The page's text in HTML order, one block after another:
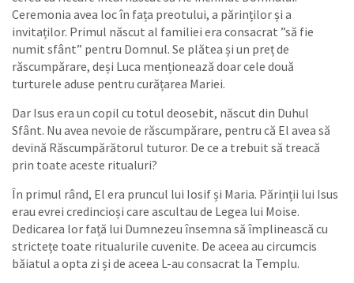
Ceremonia avea loc în fața preotului, a părinților și a
invitaților. Primul născut al familiei era consacrat ”să fie
numit sfânt” pentru Domnul. Se plătea și un preț de
răscumpărare, deși Luca menționează doar cele două
turturele aduse pentru curățarea Mariei.
Dar Isus era un copil cu totul deosebit, născut din Duhul
Sfânt. Nu avea nevoie de răscumpărare, pentru că El avea să
devină Răscumpărătorul tuturor. De ce a trebuit să treacă
prin toate aceste ritualuri?
În primul rând, El era pruncul lui Iosif și Maria. Părinții lui Isus
erau evrei credincioși care ascultau de Legea lui Moise.
Dedicarea lor față lui Dumnezeu însemna să împlinească cu
strictețe toate ritualurile cuvenite. De aceea au circumcis
băiatul a opta zi și de aceea L-au consacrat la Templu.